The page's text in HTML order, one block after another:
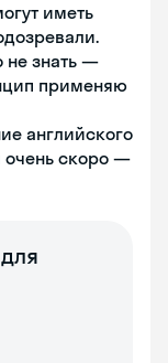
иметь
не знать —
применяю
английского
скоро —